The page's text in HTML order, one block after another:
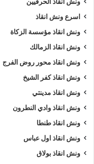
اسرع ونش انقاذ
ونش انقاذ مؤسسة الزكاة
ونش انقاذ الزمالك
ونش انقاذ محور روض الفرج
ونش انقاذ كفر الشيخ
ونش انقاذ مدينتي
ونش انقاذ وادي النطرون
ونش انقاذ طنطا
ونش انقاذ اول عباس
ونش انقاذ بولاق